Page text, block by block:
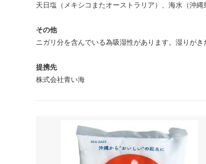
天日塩（メキシコまたオーストラリア）、海水（沖縄
その他
ニガリ分を含んでいる為吸湿性があります。湿りがき
提携先
株式会社青い海